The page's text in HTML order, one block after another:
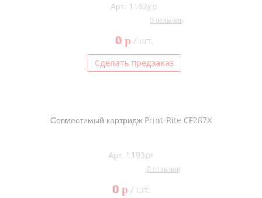
Арт. 1192gp
0 отзывов
0 p/ шт.
Сделать предзаказ
Совместимый картридж Print-Rite CF287X
Арт. 1193pr
0 отзывов
0 p/ шт.